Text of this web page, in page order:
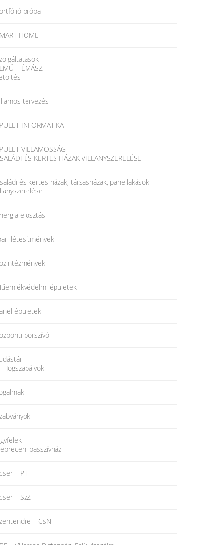
próba
HOME
– ÉMÁSZ
tervezés
INFORMATIKA
VILLAMOSSÁG
ÉS KERTES HÁZAK VILLANYSZERELÉSE
és kertes házak, társasházak, panellakások
elosztás
létesítmények
épületek
épületek
porszívó
Jogszabályok
passzívház
– PT
– SzZ
– CsN